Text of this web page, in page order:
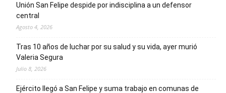
Unión San Felipe despide por indisciplina a un defensor
central
Agosto 4, 2026
Tras 10 años de luchar por su salud y su vida, ayer murió
Valeria Segura
Julio 8, 2026
Ejército llegó a San Felipe y suma trabajo en comunas de